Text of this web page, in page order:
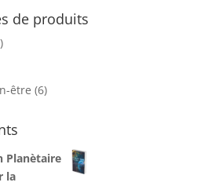
de produits
être (6)
Planètaire
la